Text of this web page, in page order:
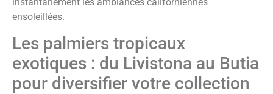
instantanément les ambiances californiennes
ensoleillées.
Les palmiers tropicaux
exotiques : du Livistona au Butia
pour diversifier votre collection